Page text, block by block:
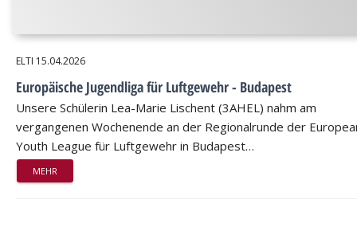
ELTI 15.04.2026
Europäische Jugendliga für Luftgewehr - Budapest
Unsere Schülerin Lea-Marie Lischent (3AHEL) nahm am
vergangenen Wochenende an der Regionalrunde der
Youth League für Luftgewehr in Budapest…
MEHR